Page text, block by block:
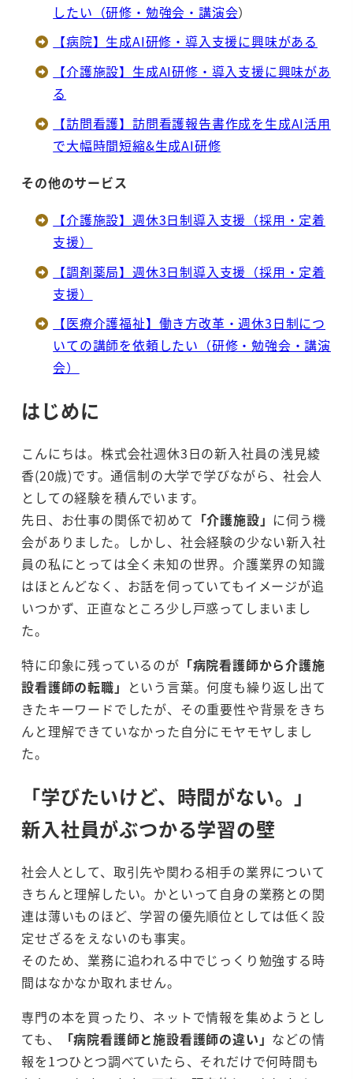
したい（研修・勉強会・講演会）
【病院】生成AI研修・導入支援に興味がある
【介護施設】生成AI研修・導入支援に興味があ
る
【訪問看護】訪問看護報告書作成を生成AI活用
で大幅時間短縮&生成AI研修
その他のサービス
【介護施設】週休3日制導入支援（採用・定着
支援）
【調剤薬局】週休3日制導入支援（採用・定着
支援）
【医療介護福祉】働き方改革・週休3日制につ
いての講師を依頼したい（研修・勉強会・講演
会）
はじめに
こんにちは。株式会社週休3日の新入社員の浅見綾
香(20歳)です。通信制の大学で学びながら、社会人
としての経験を積んでいます。
先日、お仕事の関係で初めて 「介護施設」 に伺う機
会がありました。しかし、社会経験の少ない新入社
員の私にとっては全く未知の世界。介護業界の知識
はほとんどなく、お話を伺っていてもイメージが追
いつかず、正直なところ少し戸惑ってしまいまし
た。
特に印象に残っているのが 「病院看護師から介護施
設看護師の転職」 という言葉。何度も繰り返し出て
きたキーワードでしたが、その重要性や背景をきち
んと理解できていなかった自分にモヤモヤしまし
た。
「学びたいけど、時間がない。」
新入社員がぶつかる学習の壁
社会人として、取引先や関わる相手の業界について
きちんと理解したい。かといって自身の業務との関
連は薄いものほど、学習の優先順位としては低く設
定せざるをえないのも事実。
そのため、業務に追われる中でじっくり勉強する時
間はなかなか取れません。
専門の本を買ったり、ネットで情報を集めようとし
ても、
「病院看護師と施設看護師の違い」 などの情
報を1つひとつ調べていたら、それだけで何時間も